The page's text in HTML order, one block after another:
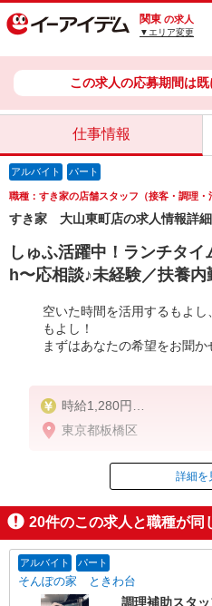
関東 の求人
▼エリア変更
この求人の応募期間は既
仕事情報
アルバイト パート
職種：すき家の店舗スタッフ（接客・調理・
すき家 大山東町店の求人情報詳
しゅふ活躍中！ランチタ
h〜応相談♪未経験／扶養
空いた時間を活用するもよ
もよし！
まずはあなたの希望をお聞か
時給1,280円
※22:00〜翌5:00：時給
※高校生時給1,230円
東京都板橋区
掲載期
詳細を
20件のこの求人と職種が同
アルバイト パート
そんぽの家 ときわ台
調理補助スタッ